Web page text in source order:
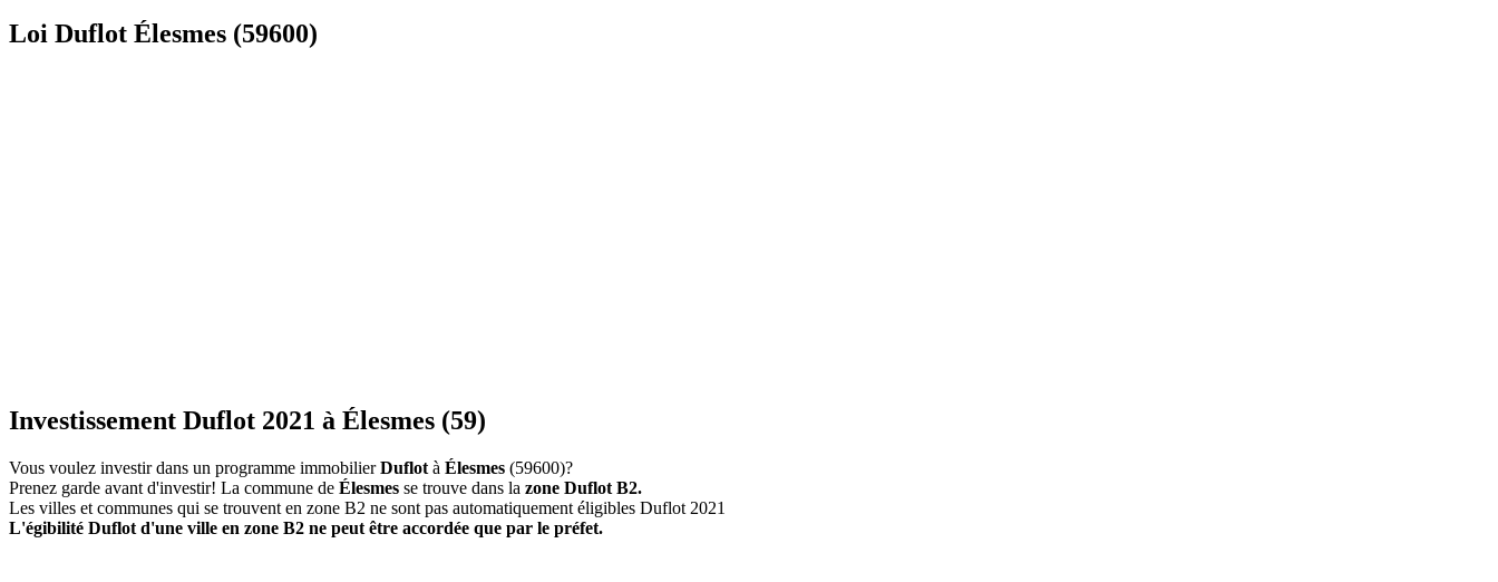
Loi Duflot Élesmes (59600)
Investissement Duflot 2021 à Élesmes (59)
Vous voulez investir dans un programme immobilierDuflot à Élesmes (59600)?
Prenez garde avant d'investir! La commune de Élesmes se trouve dans la zone Duflot B2.
Les villes et communes qui se trouvent en zone B2 ne sont pas automatiquement éligibles Duflot 2021
L'égibilité Duflot d'une ville en zone B2 ne peut être accordée que par le préfet.